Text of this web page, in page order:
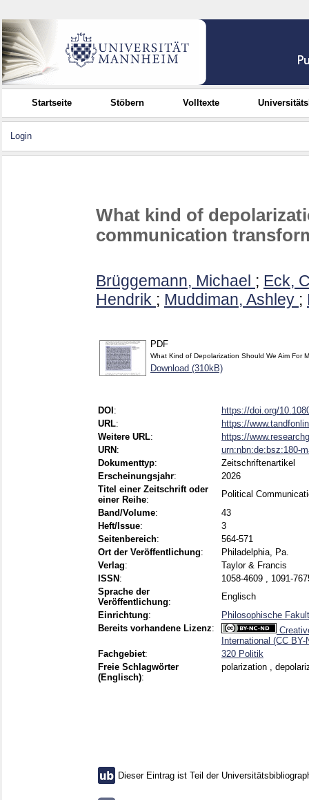
Startseite Stöbern Volltexte
Login
What kind of
communication
Brüggemann, Michael ; Eck,
Hendrik ; Muddiman, Ashley ;
PDF
What Kind of Depolarization Should We Aim For
Download (310kB)
DOI :
https://doi.org/
URL:
https://
Weitere URL:
https://
URN :
urn:nbn:de:bsz:180-
Dokumenttyp:
Zeitschriftenartikel
Erscheinungsjahr:
2026
Titel einer Zeitschrift oder
einer Reihe:
Political
Band/Volume:
43
Heft/Issue:
3
Seitenbereich:
564-571
Ort der Veröffentlichung:
Philadelphia, Pa.
Verlag:
Taylor & Francis
ISSN :
1058-4609 , 1091-
Sprache der
Veröffentlichung:
Englisch
Einrichtung:
Philosophische
Bereits vorhandene Lizenz:
International (CC BY-
Fachgebiet:
320 Politik
Freie Schlagwörter
(Englisch):
polarization ,
Dieser Eintrag ist Teil der